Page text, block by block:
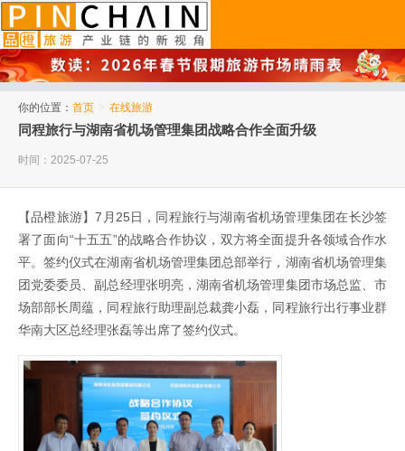
你的位置： 首页 > 在线旅游
同程旅行与湖南省机场管理集团战略合作全面升级
时间：2025-07-25
【品橙旅游】7月25日，同程旅行与湖南省机场管理集团在长沙签
署了面向“十五五”的战略合作协议，双方将全面提升各领域合作水
平。签约仪式在湖南省机场管理集团总部举行，湖南省机场管理集
团党委委员、副总经理张明亮，湖南省机场管理集团市场总监、市
场部部长周蕴，同程旅行助理副总裁龚小磊，同程旅行出行事业群
华南大区总经理张磊等出席了签约仪式。